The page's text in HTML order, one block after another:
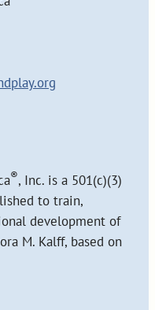
®, Inc. is a 501(c)(3)
to train,
development of
M. Kalff, based on